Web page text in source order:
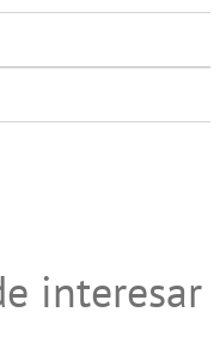
interesar